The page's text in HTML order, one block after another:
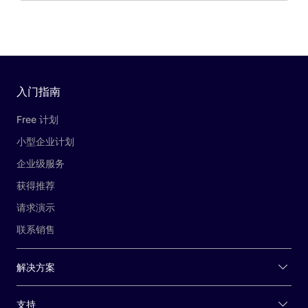
入门指南
Free 计划
小型企业计划
企业级服务
获得推荐
请求演示
联系销售
解决方案
支持